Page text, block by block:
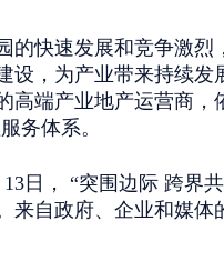
的快速发展和竞争激
设，为产业带来持续
高端产业地产运营商
务体系。
13日， “突围边际 跨界
来自政府、企业和媒